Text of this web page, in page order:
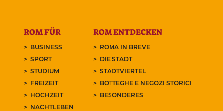
ROM FÜR
BUSINESS
SPORT
STUDIUM
FREIZEIT
HOCHZEIT
NACHTLEBEN
ROM ENTDECKEN
ROMA IN BREVE
DIE STADT
STADTVIERTEL
BOTTEGHE E NEGOZI STORICI
BESONDERES